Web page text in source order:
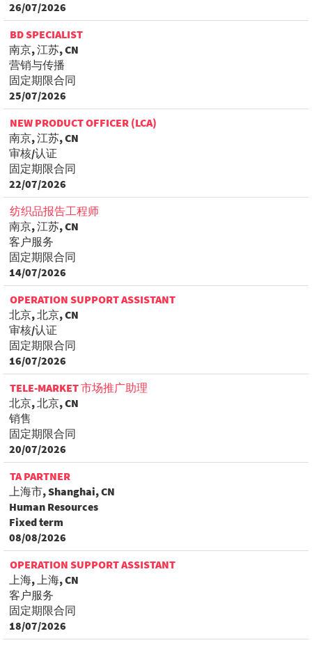
26/07/2026
BD SPECIALIST
南京, 江苏, CN
营销与传播
固定期限合同
25/07/2026
NEW PRODUCT OFFICER (LCA)
南京, 江苏, CN
审核/认证
固定期限合同
22/07/2026
纺织品报告工程师
南京, 江苏, CN
客户服务
固定期限合同
14/07/2026
OPERATION SUPPORT ASSISTANT
北京, 北京, CN
审核/认证
固定期限合同
16/07/2026
TELE-MARKET 市场推广助理
北京, 北京, CN
销售
固定期限合同
20/07/2026
TA PARTNER
上海市, Shanghai, CN
Human Resources
Fixed term
08/08/2026
OPERATION SUPPORT ASSISTANT
上海, 上海, CN
客户服务
固定期限合同
18/07/2026